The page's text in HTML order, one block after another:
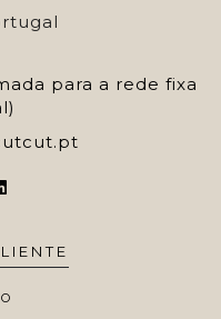
para a rede fixa